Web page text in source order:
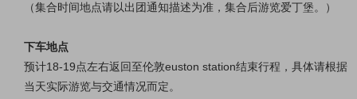
（集合时间地点请以出团通知描述为准，集合后游览爱丁堡。）
下车地点
预计18-19点左右返回至伦敦euston station结束行程，具体请根据
当天实际游览与交通情况而定。